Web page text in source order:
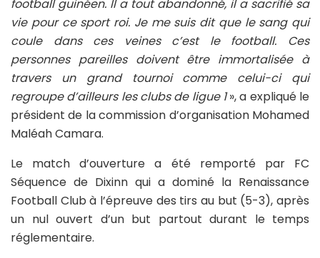
football guinéen. Il a tout abandonné, il a sacrifié sa
vie pour ce sport roi. Je me suis dit que le sang qui
coule dans ces veines c’est le football. Ces
personnes pareilles doivent être immortalisée à
travers un grand tournoi comme celui-ci qui
regroupe d’ailleurs les clubs de ligue 1», a expliqué le
président de la commission d’organisation Mohamed
Maléah Camara.
Le match d’ouverture a été remporté par FC
Séquence de Dixinn qui a dominé la Renaissance
Football Club à l’épreuve des tirs au but (5-3), après
un nul ouvert d’un but partout durant le temps
réglementaire.